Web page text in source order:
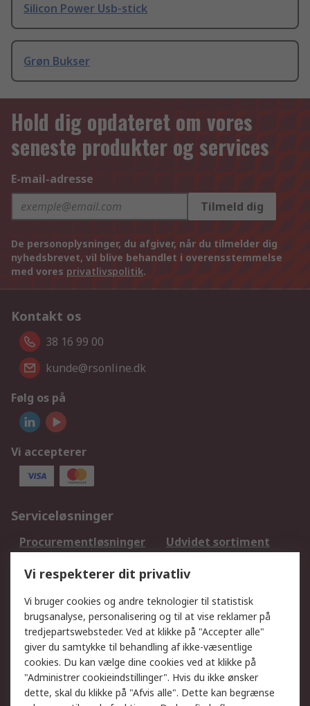
Silicon Power Usb-stick
Grøn Bukser
Hold dig opdateret om vores
seneste produkter og services
E-mail-adresse
Tilmeld dig
De personoplysninger, du afgiver, når du tilmelder dig
nyhedsbrevet, vil blive behandlet i overensstemmelse
med vores privatlivspolitik.
Kontakt os
38 16 99 00
kunde@rsonline.dk
Følg os på
Vi accepterer
Serviceløsninger
Procurementløsninger
Udvidet sortiment
DesignSpark
Teknisk Support
Dit lokale salgsteam
Eksportløsninger
Support
Få hjælp
Returnering
Levering
Spor min ordre
Fakturakopi
Betalingsmuligheder
Vi respekterer dit privatliv
Vi bruger cookies og andre teknologier til statistisk
brugsanalyse, personalisering og til at vise reklamer på
tredjepartswebsteder. Ved at klikke på "Accepter alle"
giver du samtykke til behandling af ikke-væsentlige
cookies. Du kan vælge dine cookies ved at klikke på
"Administrer cookieindstillinger". Hvis du ikke ønsker
dette, skal du klikke på "Afvis alle". Dette kan begrænse